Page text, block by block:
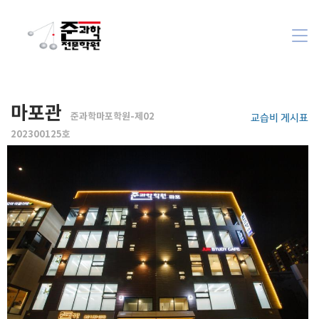
마포관
준과학마포학원-제02
202300125호
교습비 게시표